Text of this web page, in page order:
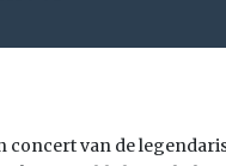
concert van de